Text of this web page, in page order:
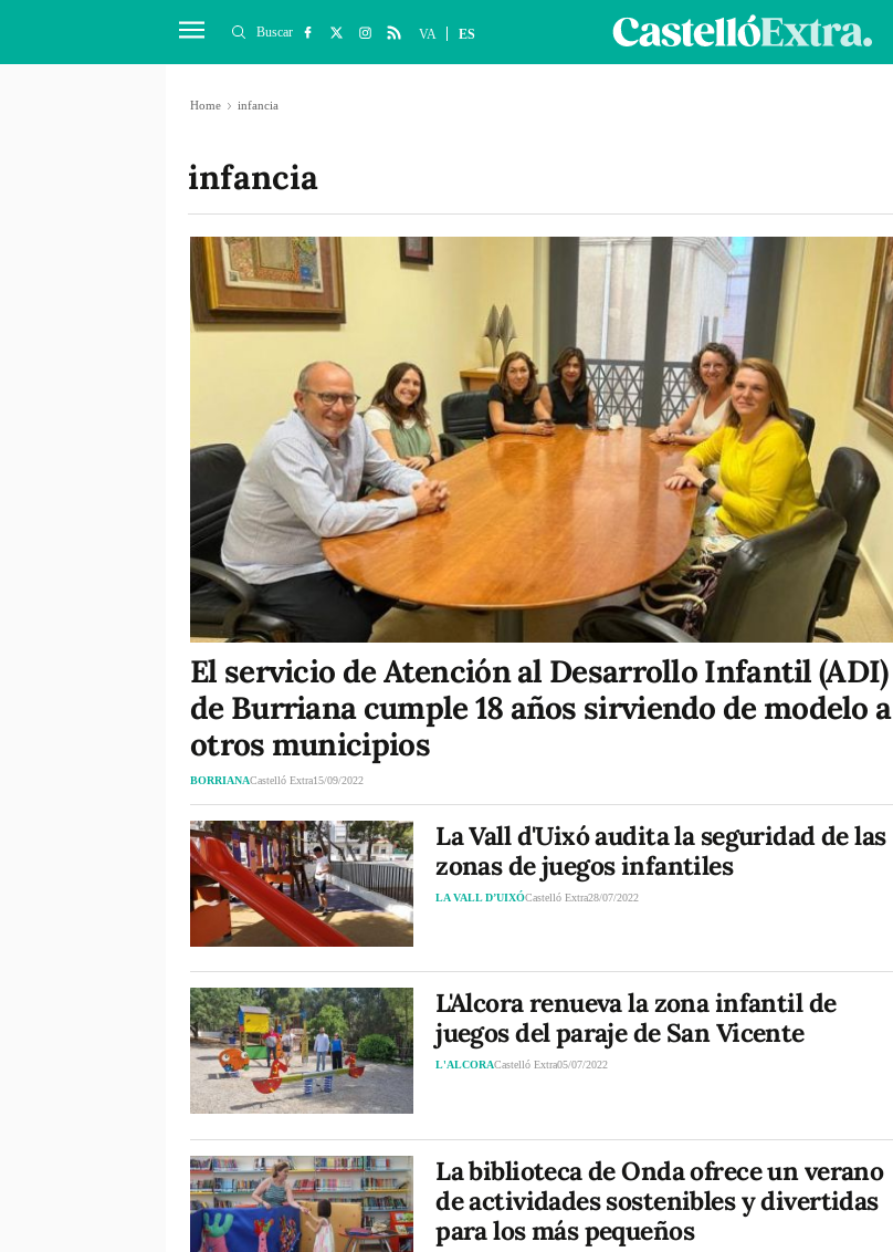
Buscar VA ES
Home infancia
infancia
El servicio de Atención al Desarrollo Infantil (ADI)
de Burriana cumple 18 años sirviendo de modelo a
otros municipios
BORRIANACastelló Extra15/09/2022
La Vall d'Uixó audita la seguridad de las
zonas de juegos infantiles
LA VALL D’UIXÓCastelló Extra28/07/2022
L'Alcora renueva la zona infantil de
juegos del paraje de San Vicente
L'ALCORACastelló Extra05/07/2022
La biblioteca de Onda ofrece un verano
de actividades sostenibles y divertidas
para los más pequeños